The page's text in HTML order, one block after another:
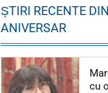
ȘTIRI RECENTE
ANIVERSAR
cu